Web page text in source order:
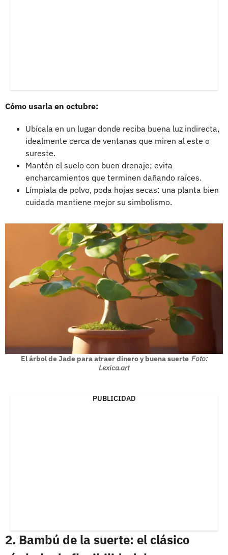
Cómo usarla en octubre:
Ubícala en un lugar donde reciba buena luz indirecta,
idealmente cerca de ventanas que miren al este o
sureste.
Mantén el suelo con buen drenaje; evita
encharcamientos que terminen dañando raíces.
Límpiala de polvo, poda hojas secas: una planta bien
cuidada mantiene mejor su simbolismo.
El árbol de Jade para atraer dinero y buena suerte Foto:
Lexica.art
PUBLICIDAD
2. Bambú de la suerte: el clásico